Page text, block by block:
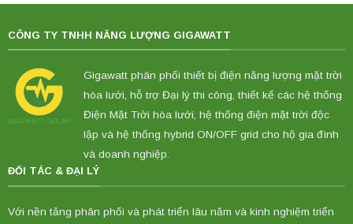
CÔNG TY TNHH NĂNG LƯỢNG GIGAWATT
Gigawatt phân phối thiết bị điện năng lượng mặt trời
hòa lưới, hỗ trợ Đại lý thi công, thiết kế các hệ thống
Điện Mặt Trời hòa lưới, hệ thống điện mặt trời độc
lập và hệ thống hybrid ON/OFF grid cho hộ gia đình
và doanh nghiệp.
ĐỐI TÁC & ĐẠI LÝ
Với nền tảng phân phối và phát triển lâu năm và kinh nghiệm triển